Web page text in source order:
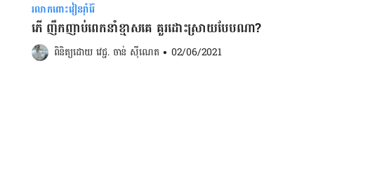
រលាកពោះវៀនរ៉ាំរ៉ៃ
ភើ ញឹកញាប់ពេកនាំខ្មាសគេ គួរដោះស្រាយបែបណា?
ពិនិត្យដោយ វេជ្ជ. ចាន់ ស៊ីណេត • 02/06/2021